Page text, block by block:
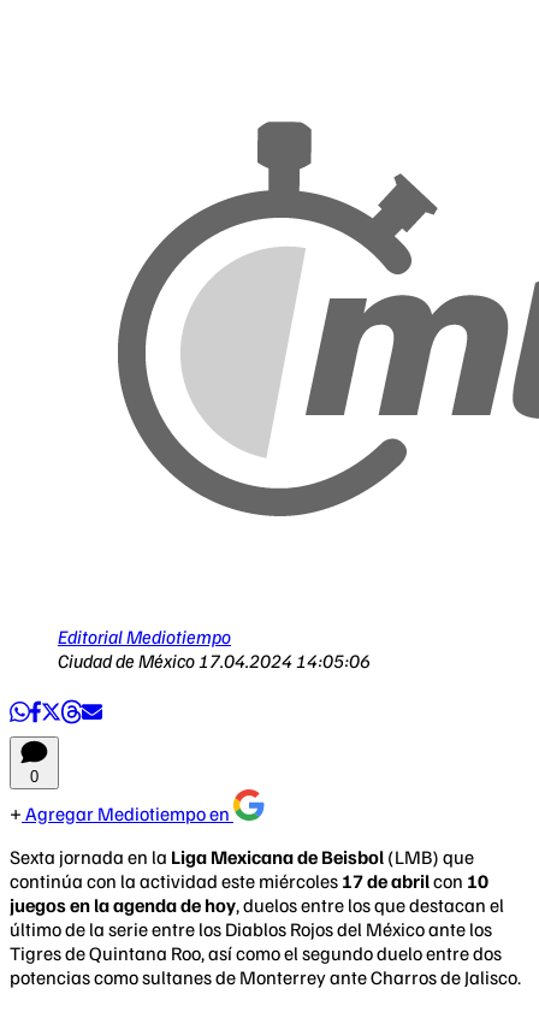
Editorial Mediotiempo
Ciudad de México 17.04.2024 14:05:06
0
Agregar Mediotiempo en
Sexta jornada en la Liga Mexicana de Beisbol (LMB) que
continúa con la actividad este miércoles 17 de abrilcon 10
juegos en la agenda de hoy, duelos entre los que destacan el
último de la serie entre los Diablos Rojos del México ante los
Tigres de Quintana Roo, así como el segundo duelo entre dos
potencias como sultanes de Monterrey ante Charros de Jalisco.